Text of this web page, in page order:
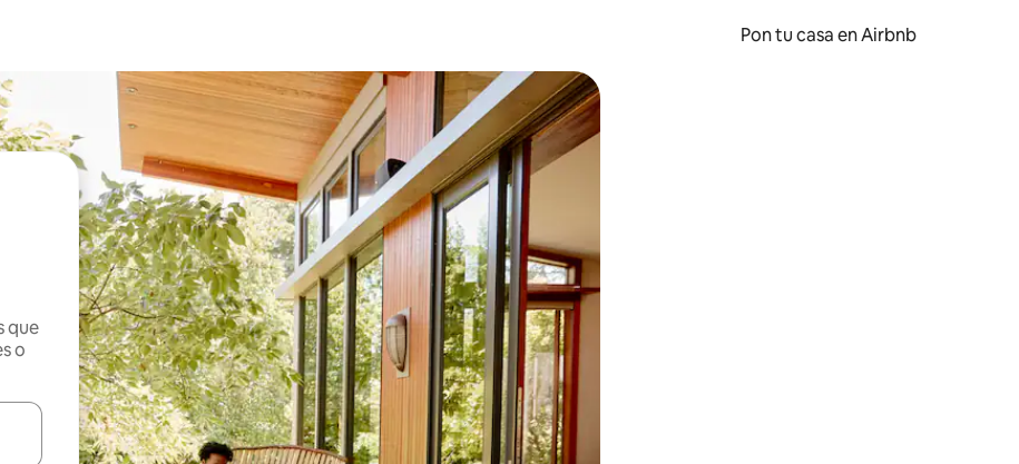
Pon tu casa en Airbnb
que
o
con las teclas de flecha hacia arriba y hacia abajo o explora con el tacto o desliza el dedo.